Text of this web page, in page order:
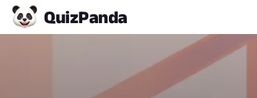
QuizPanda